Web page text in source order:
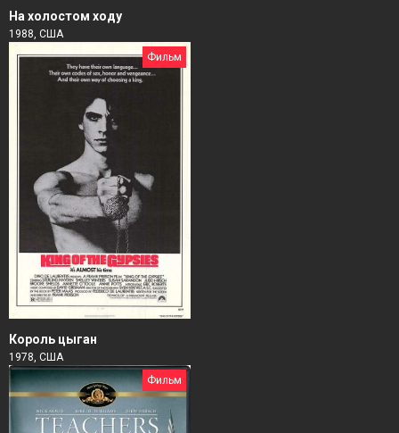
На холостом ходу
1988, США
Фильм
Король цыган
1978, США
Фильм